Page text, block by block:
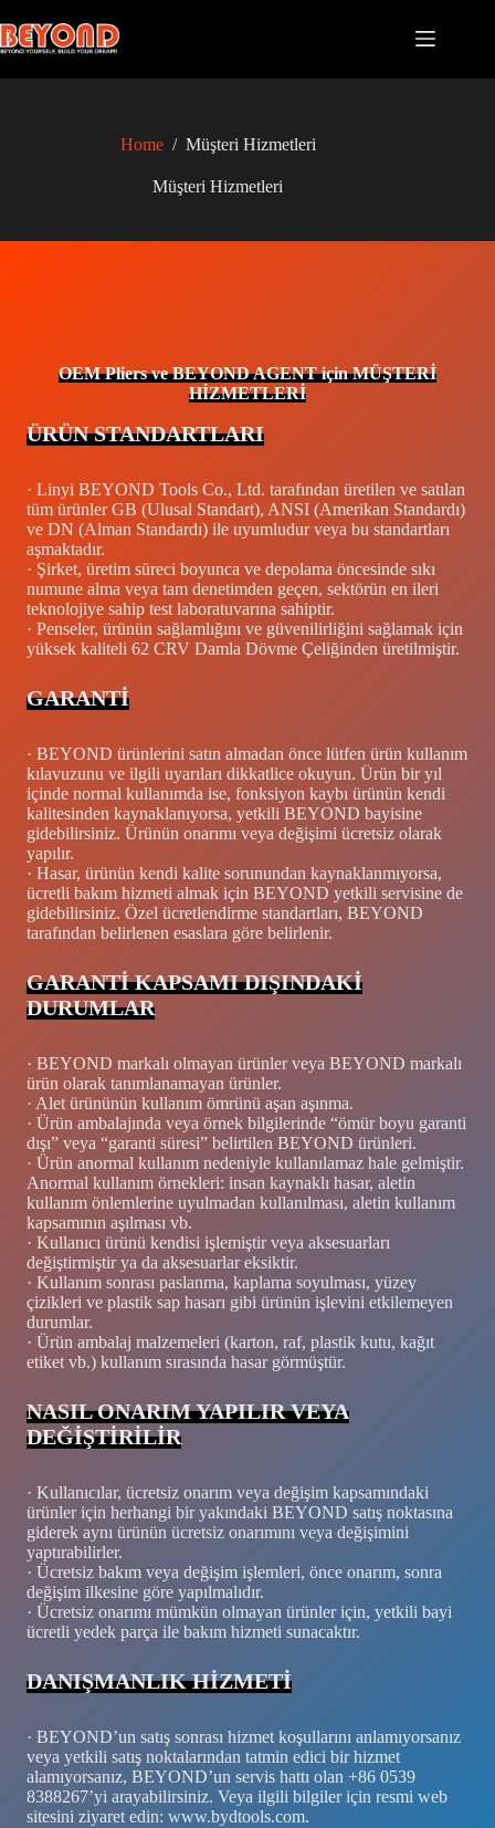
to
content
Home / Müşteri Hizmetleri
Müşteri Hizmetleri
OEM Pliers ve BEYOND AGENT için MÜŞTERİ
HİZMETLERİ
ÜRÜN STANDARTLARI
· Linyi BEYOND Tools Co., Ltd. tarafından üretilen ve satılan
tüm ürünler GB (Ulusal Standart), ANSI (Amerikan Standardı)
ve DN (Alman Standardı) ile uyumludur veya bu standartları
aşmaktadır.
· Şirket, üretim süreci boyunca ve depolama öncesinde sıkı
numune alma veya tam denetimden geçen, sektörün en ileri
teknolojiye sahip test laboratuvarına sahiptir.
· Penseler, ürünün sağlamlığını ve güvenilirliğini sağlamak için
yüksek kaliteli 62 CRV Damla Dövme Çeliğinden üretilmiştir.
GARANTİ
· BEYOND ürünlerini satın almadan önce lütfen ürün kullanım
kılavuzunu ve ilgili uyarıları dikkatlice okuyun. Ürün bir yıl
içinde normal kullanımda ise, fonksiyon kaybı ürünün kendi
kalitesinden kaynaklanıyorsa, yetkili BEYOND bayisine
gidebilirsiniz. Ürünün onarımı veya değişimi ücretsiz olarak
yapılır.
· Hasar, ürünün kendi kalite sorunundan kaynaklanmıyorsa,
ücretli bakım hizmeti almak için BEYOND yetkili servisine de
gidebilirsiniz. Özel ücretlendirme standartları, BEYOND
tarafından belirlenen esaslara göre belirlenir.
GARANTİ KAPSAMI DIŞINDAKİ
DURUMLAR
· BEYOND markalı olmayan ürünler veya BEYOND markalı
ürün olarak tanımlanamayan ürünler.
· Alet ürününün kullanım ömrünü aşan aşınma.
· Ürün ambalajında ​​veya örnek bilgilerinde “ömür boyu garanti
dışı” veya “garanti süresi” belirtilen BEYOND ürünleri.
· Ürün anormal kullanım nedeniyle kullanılamaz hale gelmiştir.
Anormal kullanım örnekleri: insan kaynaklı hasar, aletin
kullanım önlemlerine uyulmadan kullanılması, aletin kullanım
kapsamının aşılması vb.
· Kullanıcı ürünü kendisi işlemiştir veya aksesuarları
değiştirmiştir ya da aksesuarlar eksiktir.
· Kullanım sonrası paslanma, kaplama soyulması, yüzey
çizikleri ve plastik sap hasarı gibi ürünün işlevini etkilemeyen
durumlar.
· Ürün ambalaj malzemeleri (karton, raf, plastik kutu, kağıt
etiket vb.) kullanım sırasında hasar görmüştür.
NASIL ONARIM YAPILIR VEYA
DEĞİŞTİRİLİR
· Kullanıcılar, ücretsiz onarım veya değişim kapsamındaki
ürünler için herhangi bir yakındaki BEYOND satış noktasına
giderek aynı ürünün ücretsiz onarımını veya değişimini
yaptırabilirler.
· Ücretsiz bakım veya değişim işlemleri, önce onarım, sonra
değişim ilkesine göre yapılmalıdır.
· Ücretsiz onarımı mümkün olmayan ürünler için, yetkili bayi
ücretli yedek parça ile bakım hizmeti sunacaktır.
DANIŞMANLIK HİZMETİ
· BEYOND’un satış sonrası hizmet koşullarını anlamıyorsanız
veya yetkili satış noktalarından tatmin edici bir hizmet
alamıyorsanız, BEYOND’un servis hattı olan +86 0539
8388267’yi arayabilirsiniz. Veya ilgili bilgiler için resmi web
sitesini ziyaret edin: www.bydtools.com.